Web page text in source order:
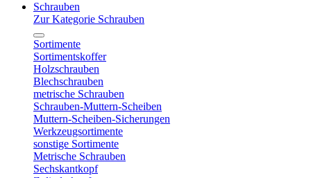
Schrauben
Zur Kategorie Schrauben
Sortimente
Sortimentskoffer
Holzschrauben
Blechschrauben
metrische Schrauben
Schrauben-Muttern-Scheiben
Muttern-Scheiben-Sicherungen
Werkzeugsortimente
sonstige Sortimente
Metrische Schrauben
Sechskantkopf